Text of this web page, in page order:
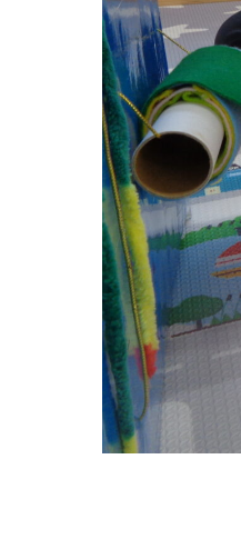
社会福祉法人野田福祉会